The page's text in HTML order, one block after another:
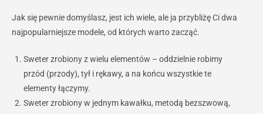
Jak się pewnie domyślasz, jest ich wiele, ale ja przybliżę Ci dwa
najpopularniejsze modele, od których warto zacząć.
Sweter zrobiony z wielu elementów – oddzielnie robimy
przód (przody), tył i rękawy, a na końcu wszystkie te
elementy łączymy.
Sweter zrobiony w jednym kawałku, metodą bezszwową,